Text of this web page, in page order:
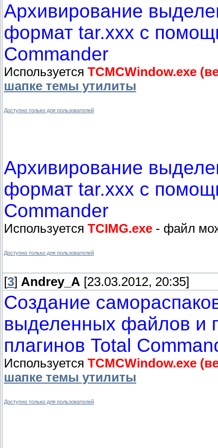
Архивирование
формат tar.xxx с
Commander
Используется TCMCWindow.exe
шапке темы утилиты
Доступно только для пользователей
Архивирование
формат tar.xxx с
Commander
Используется TCIMG.exe - файл
Доступно только для пользователей
[3] Andrey_A [23.03.2012, 20:35]
Создание
выделенных файлов и
плагинов Total
Используется TCMCWindow.exe
шапке темы утилиты
Доступно только для пользователей